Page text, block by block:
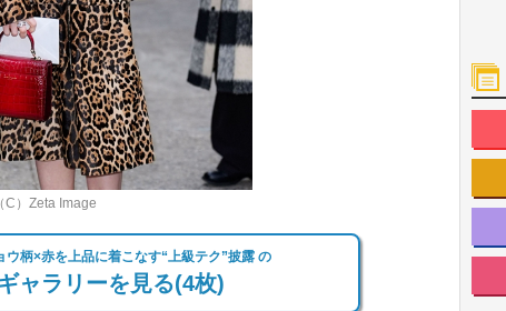
C）Zeta Image
ウ柄×赤を上品に着こなす“上級テク”披露 の
ャラリーを見る(4枚)